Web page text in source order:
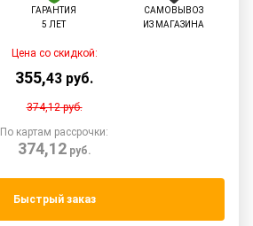
ГАРАНТИЯ
5 ЛЕТ
САМОВЫВОЗ
ИЗ МАГАЗИНА
Цена со скидкой:
355,43 руб.
374,12руб.
По картам рассрочки:
374,12руб.
Быстрый заказ